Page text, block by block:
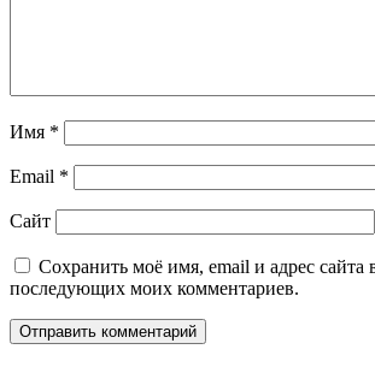
Имя *
Email *
Сайт
Сохранить моё имя, email и адрес сайта
последующих моих комментариев.